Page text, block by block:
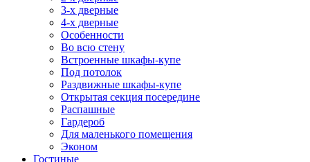
3-х дверные
4-х дверные
Особенности
Во всю стену
Встроенные шкафы-купе
Под потолок
Раздвижные шкафы-купе
Открытая секция посередине
Распашные
Гардероб
Для маленького помещения
Эконом
Гостиные